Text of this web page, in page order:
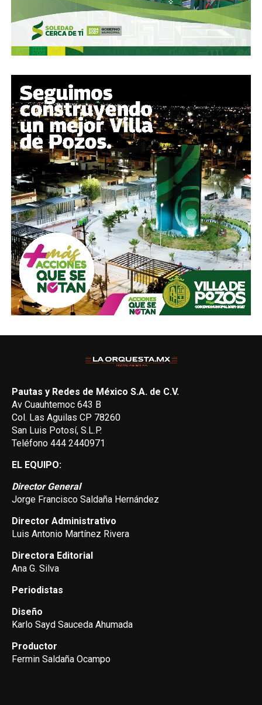
Pautas y Redes de México S.A. de C.V.
Av Cuauhtemoc 643 B
Col. Las Aguilas CP 78260
San Luis Potosí, S.L.P.
Teléfono 444 2440971
EL EQUIPO:
Director General
Jorge Francisco Saldaña Hernández
Director Administrativo
Luis Antonio Martínez Rivera
Directora Editorial
Ana G. Silva
Periodistas
Diseño
Karlo Sayd Sauceda Ahumada
Productor
Fermin Saldaña Ocampo